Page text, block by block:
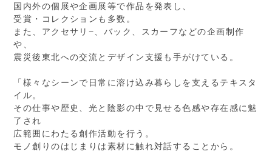
国内外の個展や企画展等で作品を発表し、
受賞・コレクションも多数。
また、アクセサリ−、バック、スカーフなどの企画制作
や、
震災後東北への交流とデザイン支援も手がけている。
「様々なシーンで日常に溶け込み暮らしを支えるテキスタ
イル。
その仕事や歴史、光と陰影の中で見せる色感や存在感に魅
了され
広範囲にわたる創作活動を行う。
モノ創りのはじまりは素材に触れ対話することから。